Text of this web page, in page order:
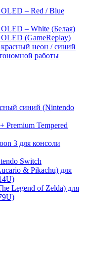
– Red / Blue
– White (Белая)
(GameReplay)
неон / синий
работы
синий (Nintendo
Premium Tempered
3 для консоли
Switch
& Pikachu) для
Legend of Zelda) для